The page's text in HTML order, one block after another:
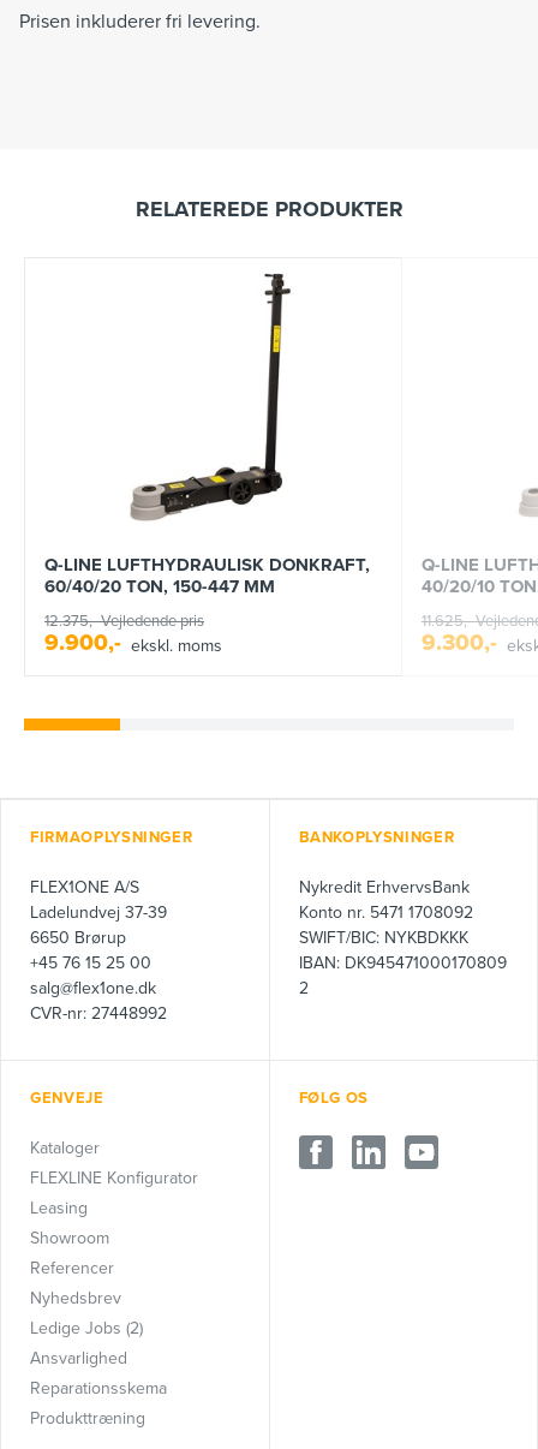
Prisen inkluderer fri levering.
RELATEREDE PRODUKTER
Q-LINE LUFTHYDRAULISK DONKRAFT,
60/40/20 TON, 150-447 MM
12.375,-Vejledende pris
9.900,- ekskl. moms
Q-LINE
40/20/10
11.625,-
9.300,-
FIRMAOPLYSNINGER
FLEX1ONE A/S
Ladelundvej 37-39
6650 Brørup
+45 76 15 25 00
salg@flex1one.dk
CVR-nr: 27448992
BANKOPLYSNINGER
Nykredit ErhvervsBank
Konto nr. 5471 1708092
SWIFT/BIC: NYKBDKKK
IBAN: DK945471000170809
2
GENVEJE
Kataloger
FLEXLINE Konfigurator
Leasing
Showroom
Referencer
Nyhedsbrev
Ledige Jobs (2)
Ansvarlighed
Reparationsskema
Produkttræning
FØLG OS